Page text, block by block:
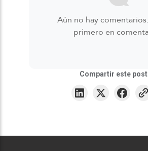
Aún no hay comentarios.
primero en
Compartir este post